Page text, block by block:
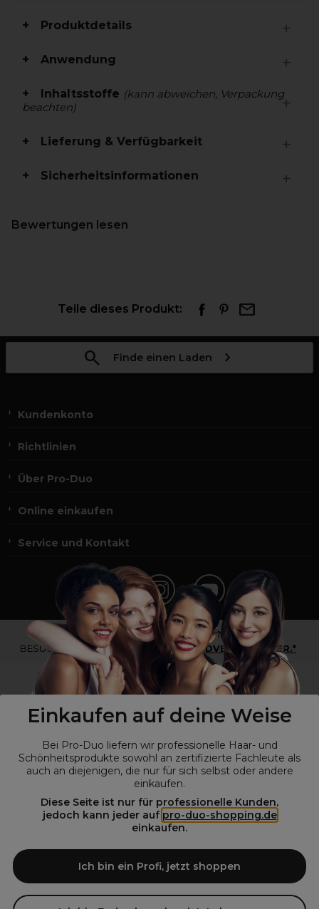
Einkaufen auf deine Weise
Bei Pro-Duo liefern wir professionelle Haar- und
Schönheitsprodukte sowohl an zertifizierte Fachleute als
auch an diejenigen, die nur für sich selbst oder andere
einkaufen.
Diese Seite ist nur für professionelle Kunden,
jedoch kann jeder auf pro-duo-shopping.de
einkaufen.
Ich bin ein Profi, jetzt shoppen
Produktdetails
Anwendung
Inhaltsstoffe (kann abweichen, Verpackung
beachten)
Lieferung & Verfügbarkeit
Sicherheitsinformationen
Bewertungen lesen
Teile dieses Produkt:
Finde einen Laden
Kundenkonto
Richtlinien
Über Pro-Duo
Online einkaufen
Service und Kontakt
*Du bist kein Profikunde?
BESUCHE
UNSERE WEBSEITE FÜR ENDVERBRAUCHER.*
© Alle Rechte vorbehalten © Pro-Duo2026
Pro-Duo ist Ihr zuverlässiger Partner für hochwertige Produkte im
hochwertigen Produkte, von der Haarpflege über das Make-up bis hin
zu Spezialwerkzeugen, sind so konzipiert, dass sie die Erwartungen
von Friseursalons und Kosmetikstudios übertreffen. Verlassen Sie sich
auf Pro-Duo für erstklassige Qualität und zeitgemäße Lösungen.